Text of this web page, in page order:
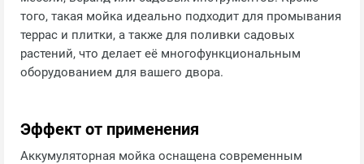
того, такая мойка идеально подходит для промывания
террас и плитки, а также для поливки садовых
растений, что делает её многофункциональным
оборудованием для вашего двора.
Эффект от применения
Аккумуляторная мойка оснащена современным